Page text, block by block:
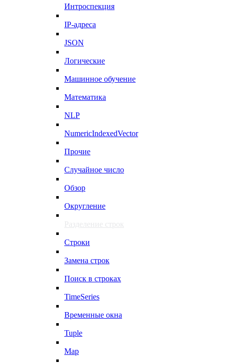
Интроспекция
IP-адреса
JSON
Логические
Машинное обучение
Математика
NLP
NumericIndexedVector
Прочие
Случайное число
Обзор
Округление
Разделение строк
Строки
Замена строк
Поиск в строках
TimeSeries
Временные окна
Tuple
Map